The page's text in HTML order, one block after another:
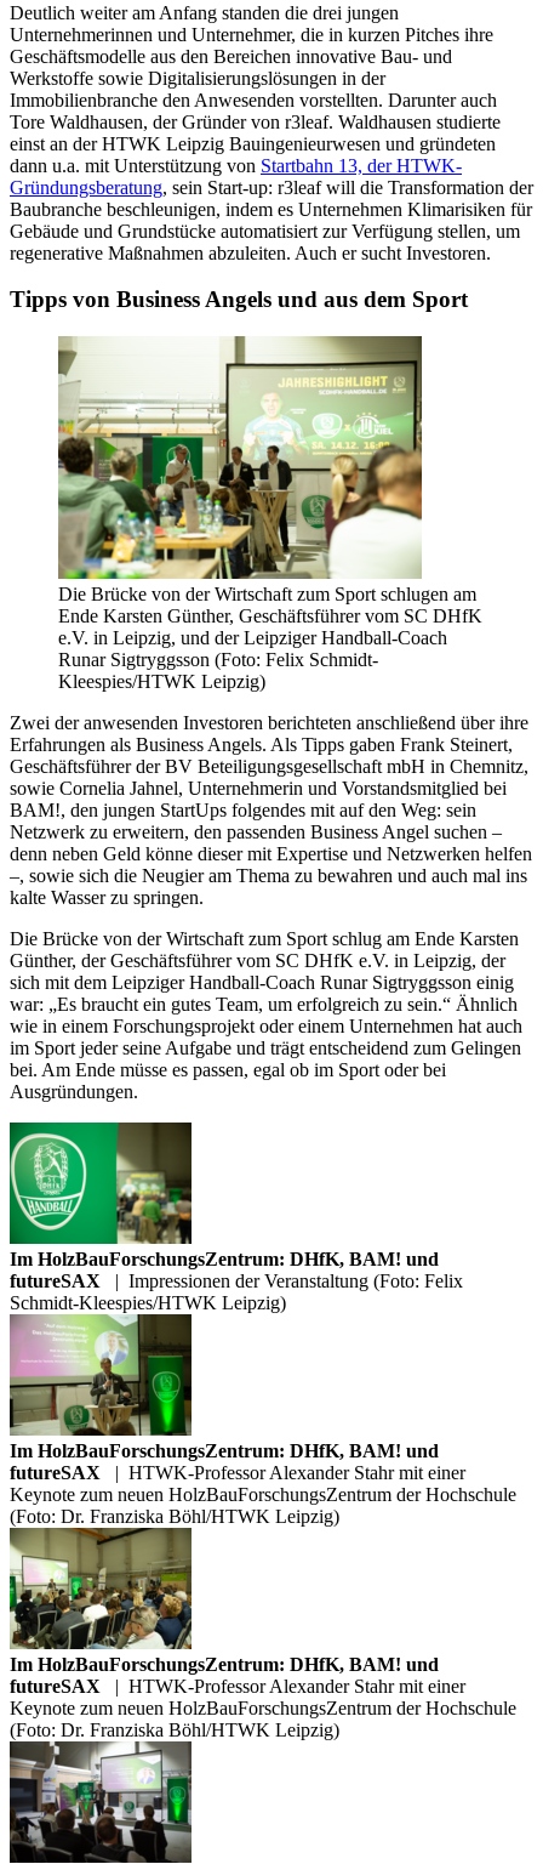
Deutlich weiter am Anfang standen die drei jungen
Unternehmerinnen und Unternehmer, die in kurzen Pitches ihre
Geschäftsmodelle aus den Bereichen innovative Bau- und
Werkstoffe sowie Digitalisierungslösungen in der
Immobilienbranche den Anwesenden vorstellten. Darunter auch
Tore Waldhausen, der Gründer von r3leaf. Waldhausen studierte
einst an der HTWK Leipzig Bauingenieurwesen und gründeten
dann u.a. mit Unterstützung von Startbahn 13, der HTWK-
Gründungsberatung, sein Start-up: r3leaf will die Transformation der
Baubranche beschleunigen, indem es Unternehmen Klimarisiken für
Gebäude und Grundstücke automatisiert zur Verfügung stellen, um
regenerative Maßnahmen abzuleiten. Auch er sucht Investoren.
Tipps von Business Angels und aus dem Sport
Die Brücke von der Wirtschaft zum Sport schlugen am
Ende Karsten Günther, Geschäftsführer vom SC DHfK
e.V. in Leipzig, und der Leipziger Handball-Coach
Runar Sigtryggsson (Foto: Felix Schmidt-
Kleespies/HTWK Leipzig)
Zwei der anwesenden Investoren berichteten anschließend über ihre
Erfahrungen als Business Angels. Als Tipps gaben Frank Steinert,
Geschäftsführer der BV Beteiligungsgesellschaft mbH in Chemnitz,
sowie Cornelia Jahnel, Unternehmerin und Vorstandsmitglied bei
BAM!, den jungen StartUps folgendes mit auf den Weg: sein
Netzwerk zu erweitern, den passenden Business Angel suchen –
denn neben Geld könne dieser mit Expertise und Netzwerken helfen
–, sowie sich die Neugier am Thema zu bewahren und auch mal ins
kalte Wasser zu springen.
Die Brücke von der Wirtschaft zum Sport schlug am Ende Karsten
Günther, der Geschäftsführer vom SC DHfK e.V. in Leipzig, der
sich mit dem Leipziger Handball-Coach Runar Sigtryggsson einig
war: „Es braucht ein gutes Team, um erfolgreich zu sein.“ Ähnlich
wie in einem Forschungsprojekt oder einem Unternehmen hat auch
im Sport jeder seine Aufgabe und trägt entscheidend zum Gelingen
bei. Am Ende müsse es passen, egal ob im Sport oder bei
Ausgründungen.
Im HolzBauForschungsZentrum: DHfK, BAM! und
futureSAX | Impressionen der Veranstaltung (Foto: Felix
Schmidt-Kleespies/HTWK Leipzig)
Im HolzBauForschungsZentrum: DHfK, BAM! und
futureSAX | HTWK-Professor Alexander Stahr mit einer
Keynote zum neuen HolzBauForschungsZentrum der Hochschule
(Foto: Dr. Franziska Böhl/HTWK Leipzig)
Im HolzBauForschungsZentrum: DHfK, BAM! und
futureSAX | HTWK-Professor Alexander Stahr mit einer
Keynote zum neuen HolzBauForschungsZentrum der Hochschule
(Foto: Dr. Franziska Böhl/HTWK Leipzig)